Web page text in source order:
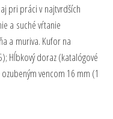
pri práci v najtvrdších
a suché vŕtanie
a muriva. Kufor na
Hĺbkový doraz (katalógové
vencom 16 mm (1